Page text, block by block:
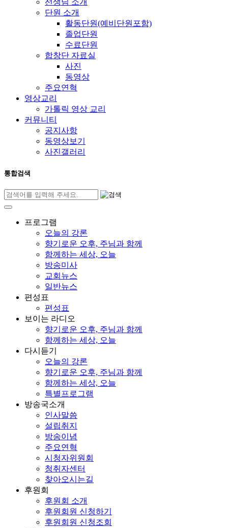
단원 소개
활동단원(예비단원포함)
졸업단원
수료단원
합창단 자료실
사진
동영상
주요연혁
영상교리
가톨릭 영상 교리
커뮤니티
공지사항
동영상보기
사진갤러리
통합검색
프로그램
오늘의 강론
향기로운 오후, 주님과 함께
함께하는 세상, 오늘
방송미사
교회뉴스
일반뉴스
편성표
편성표
보이는 라디오
향기로운 오후, 주님과 함께
함께하는 세상, 오늘
다시듣기
오늘의 강론
향기로운 오후, 주님과 함께
함께하는 세상, 오늘
특별프로그램
방송국소개
인사말씀
설립취지
방송이념
주요연혁
시청자위원회
청취자센터
찾아오시는길
후원회
후원회 소개
후원회원 신청하기
후원회원 신청조회